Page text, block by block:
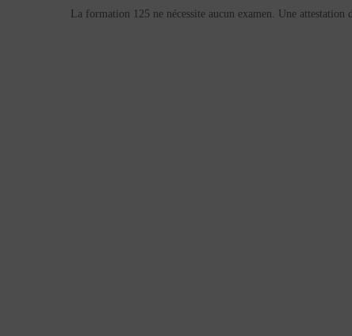
La formation 125 ne nécessite aucun examen. Une